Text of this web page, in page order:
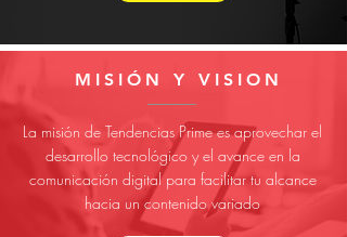
MISIÓN Y VISION
La misión de Tendencias Prime es aprovechar el
desarrollo tecnológico y el avance en la
comunicación digital para facilitar tu alcance
hacia un contenido variado